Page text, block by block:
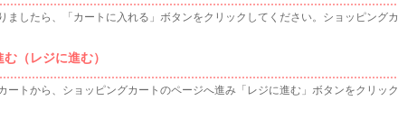
ましたら、「カートに入れる」ボタンをクリックしてください。ショッピングカ
（レジに進む）
ートから、ショッピングカートのページへ進み「レジに進む」ボタンをクリック